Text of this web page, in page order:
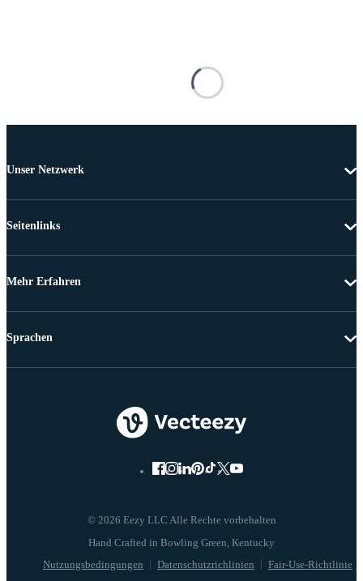
Unser Netzwerk
Seitenlinks
Mehr Erfahren
© 2026 Eezy LLC Alle Rechte vorbehalten
Nutzungsbedingungen Datenschutzrichlinien Fair-Use-Richtlinie
Sprachen